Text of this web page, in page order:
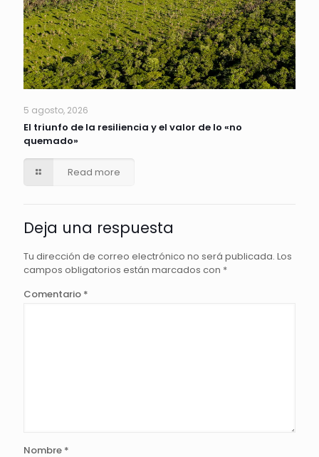
5 agosto, 2026
El triunfo de la resiliencia y el valor de lo «no
quemado»
Read more
Deja una respuesta
Tu dirección de correo electrónico no será publicada. Los
campos obligatorios están marcados con *
Comentario *
Nombre *